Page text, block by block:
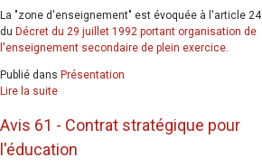
La "zone d'enseignement" est évoquée à l'article 24
du Décret du 29 juillet 1992 portant organisation de
l'enseignement secondaire de plein exercice.
Publié dans Présentation
Lire la suite
Avis 61 - Contrat stratégique pour
l'éducation